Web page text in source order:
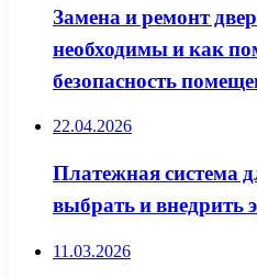
Замена и ремонт
необходимы и как
безопасность
22.04.2026
Платежная система
выбрать и внедрить
11.03.2026